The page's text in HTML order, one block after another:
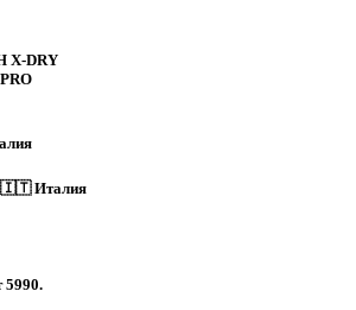
DRY
🇮🇹 Италия
5990.